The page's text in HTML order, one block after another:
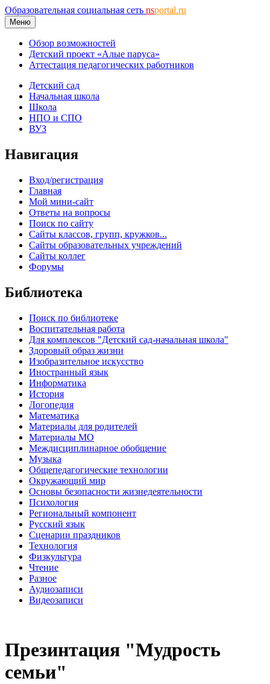
Образовательная социальная сеть nsportal.ru
Меню
Обзор возможностей
Детский проект «Алые паруса»
Аттестация педагогических работников
Детский сад
Начальная школа
Школа
НПО и СПО
ВУЗ
Навигация
Вход/регистрация
Главная
Мой мини-сайт
Ответы на вопросы
Поиск по сайту
Сайты классов, групп, кружков...
Сайты образовательных учреждений
Сайты коллег
Форумы
Библиотека
Поиск по библиотеке
Воспитательная работа
Для комплексов "Детский сад-начальная школа"
Здоровый образ жизни
Изобразительное искусство
Иностранный язык
Информатика
История
Логопедия
Математика
Материалы для родителей
Материалы МО
Междисциплинарное обобщение
Музыка
Общепедагогические технологии
Окружающий мир
Основы безопасности жизнедеятельности
Психология
Региональный компонент
Русский язык
Сценарии праздников
Технология
Физкультура
Чтение
Разное
Аудиозаписи
Видеозаписи
Презинтация "Мудрость
семьи"